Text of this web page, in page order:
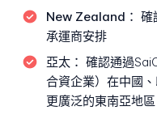
New Zealand： 確
承運商安排
亞太： 確認通過
合資企業）在中國
更廣泛的東南亞地區